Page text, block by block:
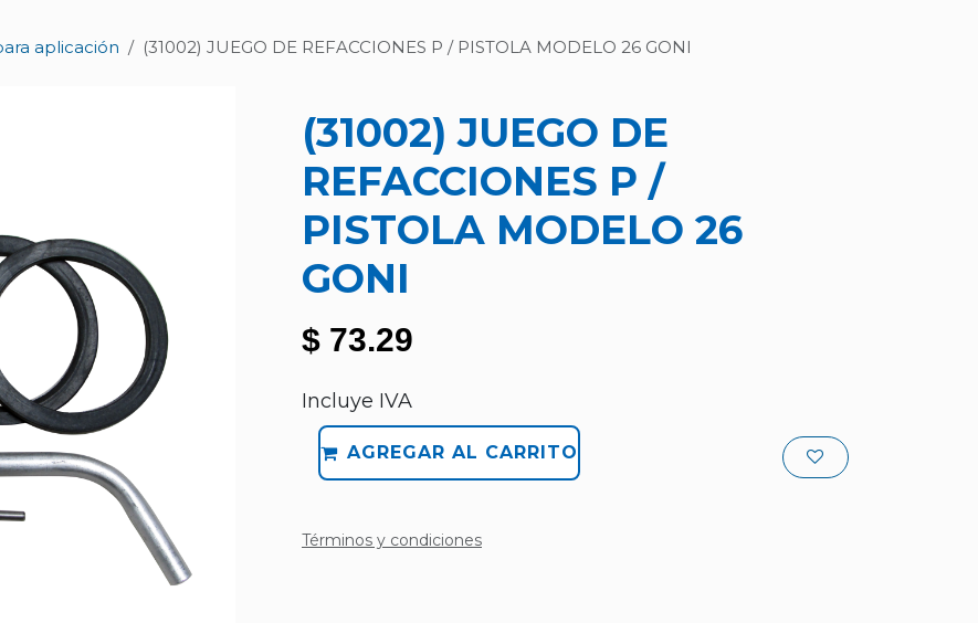
aplicación (31002) JUEGO DE REFACCIONES P / PISTOLA MODELO 26 GONI
(31002) JUEGO DE
REFACCIONES P /
PISTOLA MODELO 26
GONI
$ 73.29
Incluye IVA
AGREGAR AL CARRITO
Términos y condiciones